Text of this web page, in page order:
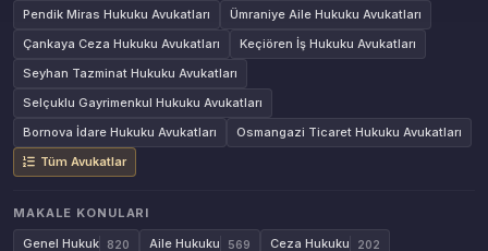
Pendik Miras Hukuku Avukatları
Ümraniye Aile Hukuku Avukatları
Çankaya Ceza Hukuku Avukatları
Keçiören İş Hukuku Avukatları
Seyhan Tazminat Hukuku Avukatları
Selçuklu Gayrimenkul Hukuku Avukatları
Bornova İdare Hukuku Avukatları
Osmangazi Ticaret Hukuku Avukatları
Tüm Avukatlar
MAKALE KONULARI
Genel Hukuk
820 Aile Hukuku 569 Ceza Hukuku 202